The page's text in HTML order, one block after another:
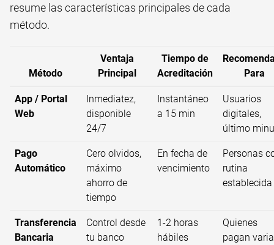
resume las características principales de cada
método.
Método
Ventaja
Principal
Tiempo de
Acreditación
Para
App / Portal
Web
Inmediatez,
disponible
24/7
Instantáneo
a 15 min
Usuarios
digitales,
último
Pago
Automático
Cero olvidos,
máximo
ahorro de
tiempo
En fecha de
vencimiento
Personas
rutina
establecida
Transferencia
Bancaria
Control desde
tu banco
1-2 horas
hábiles
Quienes
pagan